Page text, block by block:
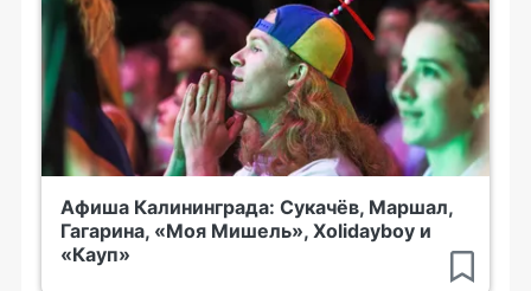
Афиша Калининграда: Сукачёв, Маршал,
Гагарина, «Моя Мишель», Xolidayboy и
«Кауп»